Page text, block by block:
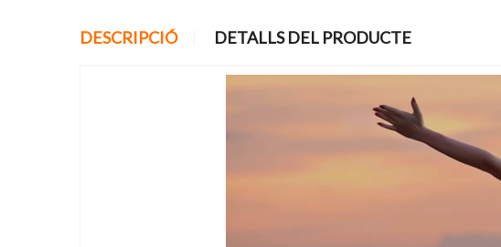
DESCRIPCIÓ DETALLS DEL PRODUCTE